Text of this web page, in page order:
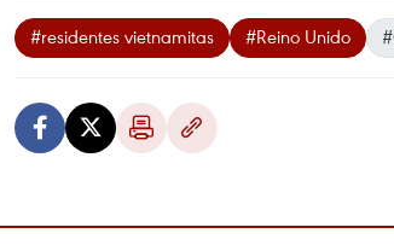
#residentes vietnamitas #Reino Unido